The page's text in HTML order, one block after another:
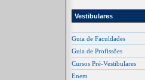
Vestibulares
Guia de Faculdades
Guia de Profissões
Cursos Pré-Vestibulares
Enem